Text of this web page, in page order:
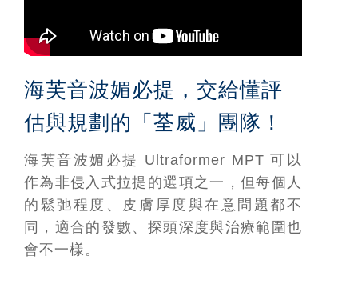
海芙音波媚必提，交給懂評
估與規劃的「荃威」團隊！
海芙音波媚必提 Ultraformer MPT 可以
作為非侵入式拉提的選項之一，但每個人
的鬆弛程度、皮膚厚度與在意問題都不
同，適合的發數、探頭深度與治療範圍也
會不一樣。